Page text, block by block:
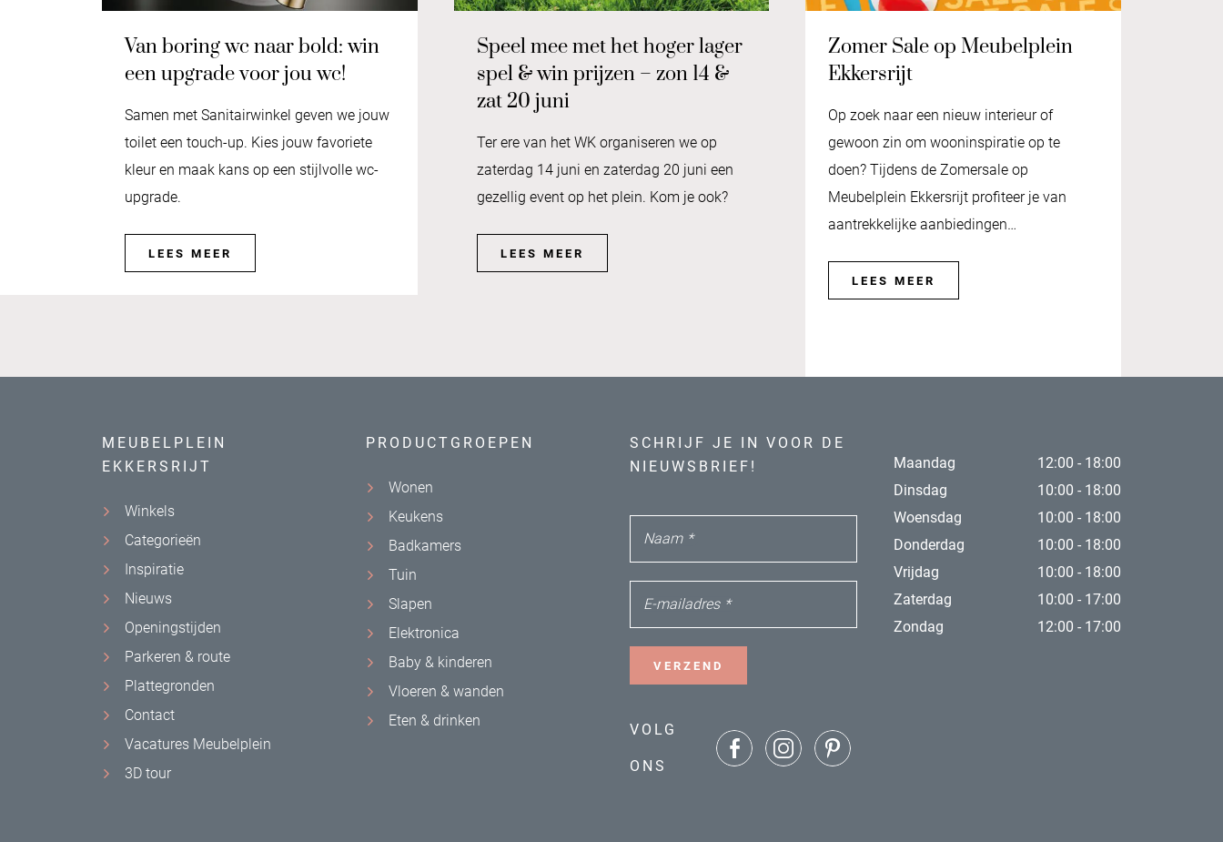
Van boring wc naar bold: win
een upgrade voor jou wc!
Samen met Sanitairwinkel geven we jouw
toilet een touch-up. Kies jouw favoriete
kleur en maak kans op een stijlvolle wc-
upgrade.
LEES MEER
Speel mee met het hoger lager
spel & win prijzen – zon 14 &
zat 20 juni
Ter ere van het WK organiseren we op
zaterdag 14 juni en zaterdag 20 juni een
gezellig event op het plein. Kom je ook?
LEES MEER
Zomer Sale op Meubelplein
Ekkersrijt
Op zoek naar een nieuw interieur of
gewoon zin om wooninspiratie op te
doen? Tijdens de Zomersale op
Meubelplein Ekkersrijt profiteer je van
aantrekkelijke aanbiedingen…
LEES MEER
MEUBELPLEIN
EKKERSRIJT
Winkels
Categorieën
Inspiratie
Nieuws
Openingstijden
Parkeren & route
Plattegronden
Contact
Vacatures Meubelplein
3D tour
PRODUCTGROEPEN
Wonen
Keukens
Badkamers
Tuin
Slapen
Elektronica
Baby & kinderen
Vloeren & wanden
Eten & drinken
SCHRIJF JE IN VOOR DE
NIEUWSBRIEF!
Naam *
E-mailadres *
VERZEND
VOLG
ONS
Maandag
12:00 - 18:00
Dinsdag
10:00 - 18:00
Woensdag
10:00 - 18:00
Donderdag
10:00 - 18:00
Vrijdag
10:00 - 18:00
Zaterdag
10:00 - 17:00
Zondag
12:00 - 17:00